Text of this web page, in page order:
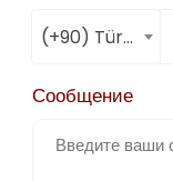
(+90) Türkiye
Сообщение